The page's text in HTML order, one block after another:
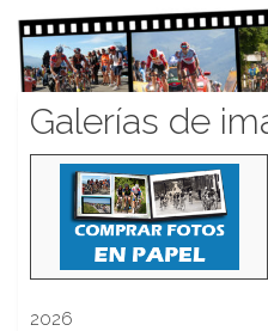
Galerías de
2026